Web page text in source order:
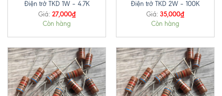
Điện trở TKD 1W – 4.7K
Giá: 27,000₫
Còn hàng
Điện trở TKD 2W – 100K
Giá: 35,000₫
Còn hàng